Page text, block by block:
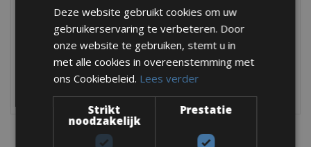
XS (145cm – 155cm)
S (150cm – 165cm)
M (160cm – 172cm)
L (172cm – 188cm)
XL (180cm – 195cm)
XXL (190cm – 205cm)
Deze website gebruikt cookies om uw
gebruikerservaring te verbeteren. Door
onze website te gebruiken, stemt u in
met alle cookies in overeenstemming met
ons Cookiebeleid. Lees verder
Strikt
noodzakelijk
Prestatie